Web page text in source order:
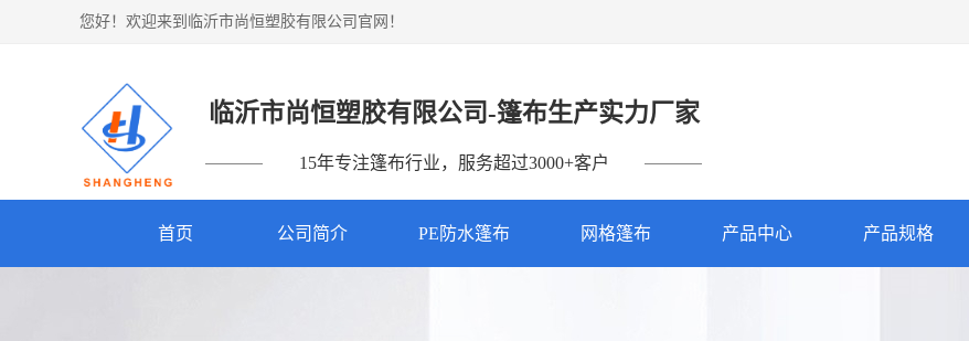
您好！欢迎来到临沂市尚恒塑胶有限公司官网！
临沂市尚恒塑胶有限公司-篷布生产实力厂家
15年专注篷布行业，服务超过3000+客户
首页 公司简介 PE防水篷布 网格篷布 产品中心 产品规格